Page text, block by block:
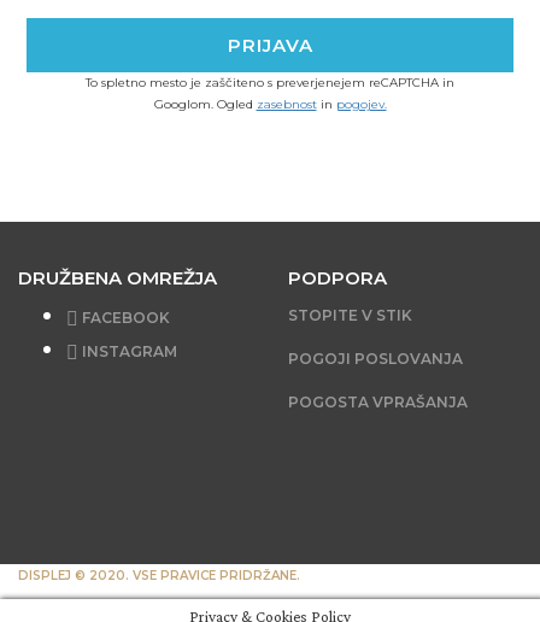
To spletno mesto je zaščiteno s preverjenejem reCAPTCHA in
Googlom. Ogled zasebnostin pogojev.
PODPORA
STOPITE V STIK
POGOJI POSLOVANJA
POGOSTA VPRAŠANJA
DRUŽBENA OMREŽJA
FACEBOOK
INSTAGRAM
DISPLEJ © 2020. VSE PRAVICE PRIDRŽANE.
Privacy & Cookies Policy